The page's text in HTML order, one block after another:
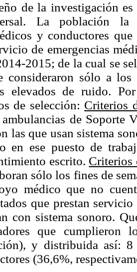
de la investigación
La población la
y conductores
de emergencias
2015; de la cual se
consideraron sólo a los
elevados de ruido.
de selección: Criterios
ambulancias de Soporte
las que usan sistema
en ese puesto de
escrito. Criterios
sólo los fines de
médico que no
que prestan
con sistema sonoro.
que
y distribuida así: 8
(36,6%,